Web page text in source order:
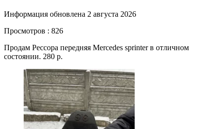
Информация обновлена 2 августа 2026
Просмотров : 826
Продам Рессора передняя Mercedes sprinter в отличном
состоянии. 280 р.